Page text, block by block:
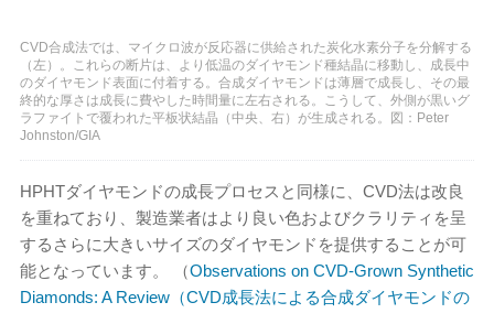
CVD合成法では、マイクロ波が反応器に供給された炭化水素分子を分解する
（左）。これらの断片は、より低温のダイヤモンド種結晶に移動し、成長中
のダイヤモンド表面に付着する。合成ダイヤモンドは薄層で成長し、その最
終的な厚さは成長に費やした時間量に左右される。こうして、外側が黒いグ
ラファイトで覆われた平板状結晶（中央、右）が生成される。図：Peter
Johnston/GIA
HPHTダイヤモンドの成長プロセスと同様に、CVD法は改良
を重ねており、製造業者はより良い色およびクラリティを呈
するさらに大きいサイズのダイヤモンドを提供することが可
能となっています。 （Observations on CVD-Grown Synthetic
Diamonds: A Review（CVD成長法による合成ダイヤモンドの